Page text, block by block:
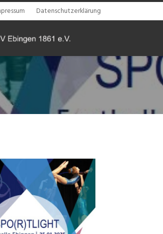
Datenschutzerklärung